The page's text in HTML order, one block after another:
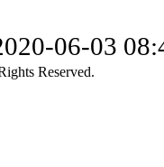
06-03
Reserved.